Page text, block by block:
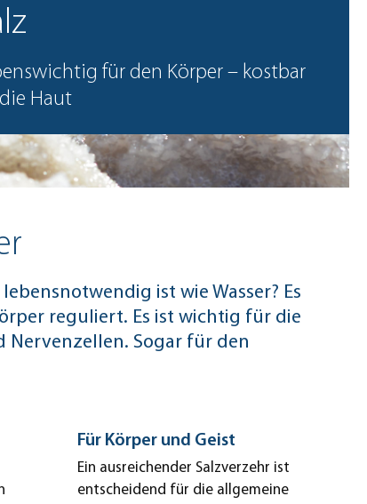
für den Körper – kostbar
Haut
ist wie Wasser? Es
reguliert. Es ist wichtig für die
Sogar für den
Für Körper und Geist
Ein ausreichender Salzverzehr ist
entscheidend für die allgemeine